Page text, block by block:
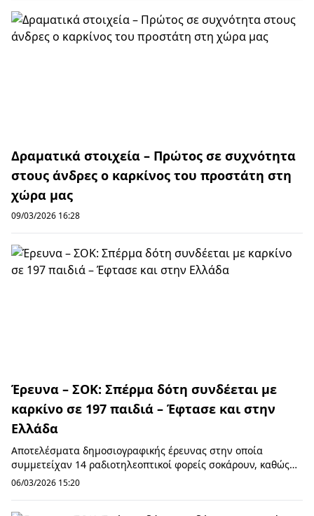
Δραματικά στοιχεία – Πρώτος σε συχνότητα
στους άνδρες ο καρκίνος του προστάτη στη
χώρα μας
09/03/2026 16:28
Έρευνα – ΣΟΚ: Σπέρμα δότη συνδέεται με
καρκίνο σε 197 παιδιά – Έφτασε και στην
Ελλάδα
Αποτελέσματα δημοσιογραφικής έρευνας στην οποία
συμμετείχαν 14 ραδιοτηλεοπτικοί φορείς σοκάρουν, καθώς
αποκαλύπτουν ότι δωρητής σπέρματος έφερε στο...
06/03/2026 15:20